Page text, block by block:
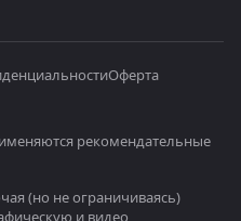
Оферта
рекомендательные
(но не ограничиваясь)